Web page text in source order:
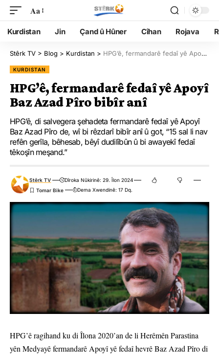
Aa
Kurdistan Jin Çand û Hûner Cîhan Rojava
Stêrk TV > Blog > Kurdistan > HPG’ê, fermandarê fedaî yê Apoyî Baz Azad Pîro bibîr anî
KURDISTAN
HPG’ê, fermandarê fedaî yê Apoyî
Baz Azad Pîro bibîr anî
HPG’ê, di salvegera şehadeta fermandarê fedaî yê Apoyî
Baz Azad Pîro de, wî bi rêzdarî bibîr anî û got, “15 sal li nav
refên gerîla, bêhesab, bêyî dudilîbûn û bi awayekî fedaî
têkoşîn meşand.”
Stêrk TV
Dîroka Nûkirinê: 29. Îlon 2024
Dema Xwendinê: 17 Dq.
HPG’ê ragihand ku di Îlona 2020’an de li Herêmên Parastina
yên Medyayê fermandarê Apoyî yê fedaî hevrê Baz Azad Pîro di